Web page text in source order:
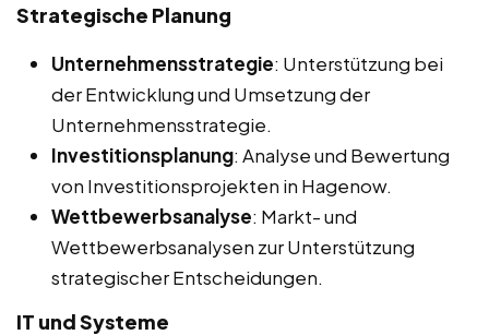
Strategische Planung
Unternehmensstrategie: Unterstützung bei
der Entwicklung und Umsetzung der
Unternehmensstrategie.
Investitionsplanung: Analyse und Bewertung
von Investitionsprojekten in Hagenow.
Wettbewerbsanalyse: Markt- und
Wettbewerbsanalysen zur Unterstützung
strategischer Entscheidungen.
IT und Systeme